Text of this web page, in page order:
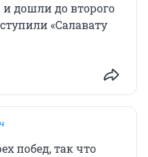
дошли до второго
«Салавату
побед, так что